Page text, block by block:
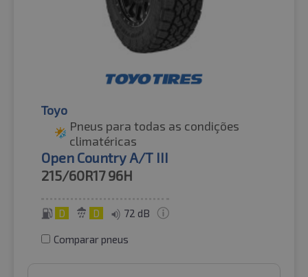
Toyo
Pneus para todas as condições
climatéricas
Open Country A/T III
215/60R17 96H
D D 72 dB
Comparar pneus